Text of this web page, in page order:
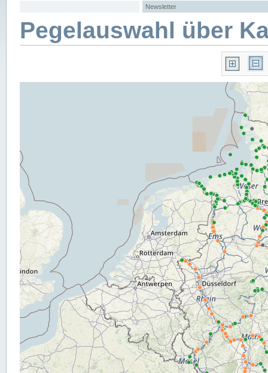
Newsletter
Pegelauswahl über